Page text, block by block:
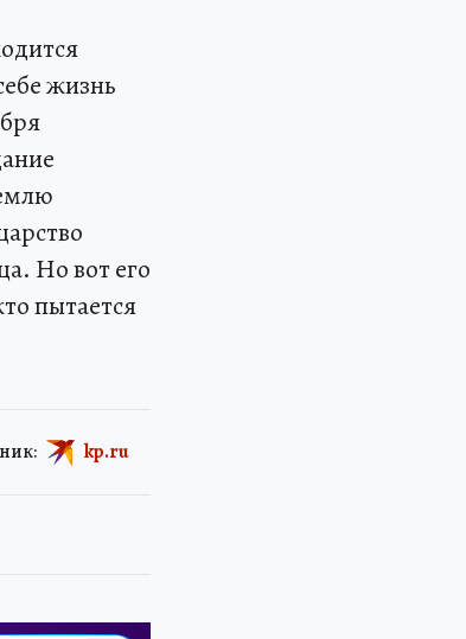
жизнь
Но вот его
пытается
kp.ru